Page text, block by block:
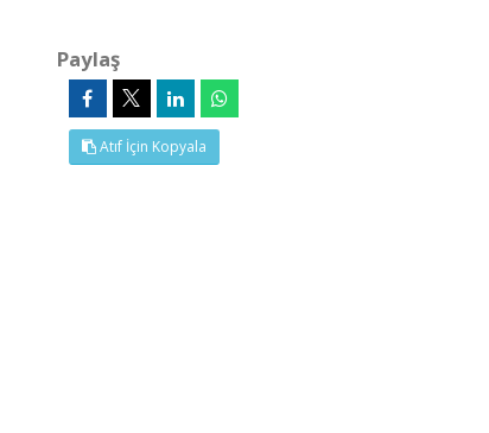
Paylaş
Atıf İçin Kopyala